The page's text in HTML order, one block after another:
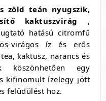
zöld teán nyugszik,
kaktuszvirág ,
hatású citromfű
virágos íz és erős
kaktusz, narancs és
köszönhetően egy
kifinomult ízelegy jött
felüdülést hoz.